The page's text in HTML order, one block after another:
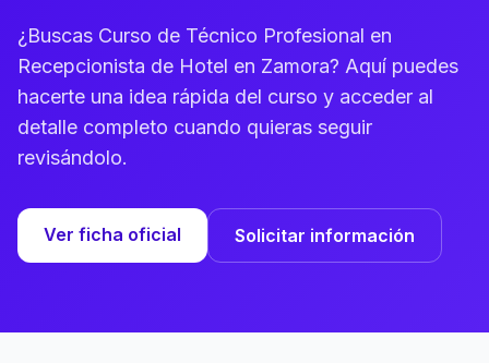
¿Buscas Curso de Técnico Profesional en
Recepcionista de Hotel en Zamora? Aquí puedes
hacerte una idea rápida del curso y acceder al
detalle completo cuando quieras seguir
revisándolo.
Ver ficha oficial Solicitar información